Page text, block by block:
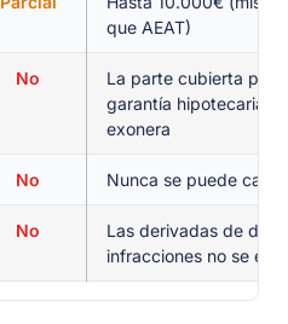
que AEAT)
No
La parte cubierta por
garantía hipotecaria
exonera
No Nunca se puede
No
Las derivadas de
infracciones no se